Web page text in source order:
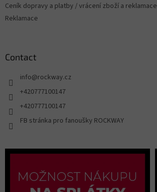
Ceník dopravy a platby / vrácení zboží a reklamace
Reklamace
Contact
info@rockway.cz
+420777100147
+420777100147
FB stránka pro fanoušky ROCKWAY